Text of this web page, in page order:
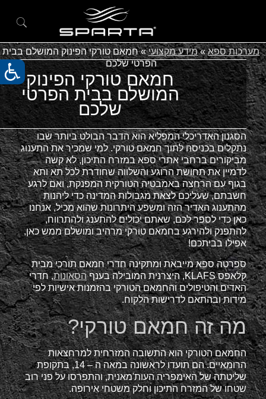
חמאם טורקי הפינוק
המושלם בבית הפרטי
שלכם
מערכות ספא»מידע מקצועי»חמאם טורקי הפינוק המושלם בבית
הפרטי שלכם
הסגנון האדריכלי המפליא הוא הדבר הבולט ביותר שבו
נתקלים בכניסה לתוך חמאם טורקי. למי שמכיר את התענוג
מביקורים ברחבי אתרי ספא במזרח התיכון, לא קשה
לדמיין את תחושת הרוגע והשלווה שחודרת לכל תא ותא
בגוף עם הרחצה באמבטיה הטורקית המפנקת, ואם לרגע
חשבתם, שעליכם לצאת מגבולות המדינה כדי ליהנות
מהתענוג האדיר הזה ומשפע היתרונות שהוא מכיל, אנחנו
כאן כדי לספר לכם, שאתם יכולים להתענג ולהתרווח,
להתפנק ולהירגע בחמאם טורקי מרהיב ומושלם ממש כאן,
אפילו בביתכם!
ספרטה ספא מייבאת ומתקינה חדרי חמאם תורכי מבית
קלאפס KLAFS, היצרנית המובילה בענף
הסאונות, חדרי
האדים והטיפולים והחמאם הטורקי בהזמנות אישיות לפי
מידות ובהתאם לדרישות הלקוח.
מה זה חמאם טורקי?
החמאם הטורקי הוא התשובה המזרחית למרחצאות
הרומאיים. הם תועדו לראשונה במאה ה – 14, בתקופת
שליטתה של האימפריה העות'מאנית, והתפרסו על פני רוב
שטחו של המזרח התיכון וחלק משטחי אירופה.